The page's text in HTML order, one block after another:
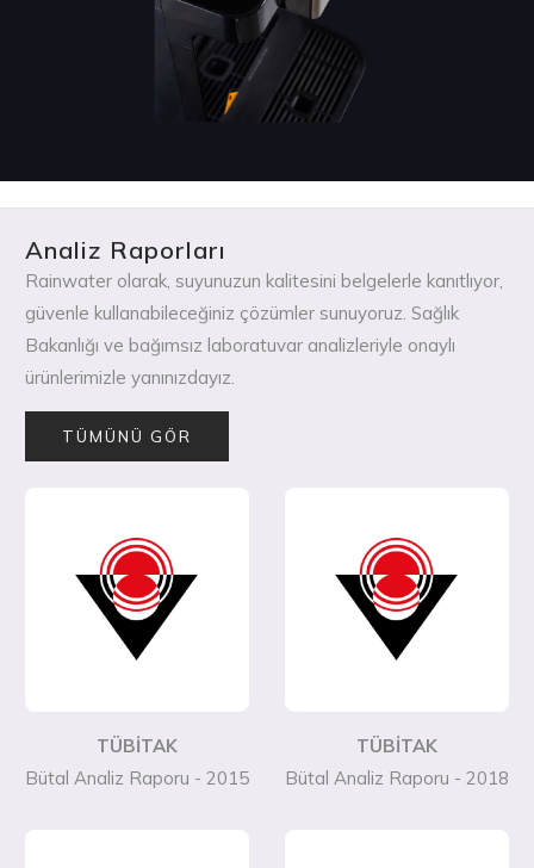
Analiz Raporları
Rainwater olarak, suyunuzun kalitesini belgelerle kanıtlıyor,
güvenle kullanabileceğiniz çözümler sunuyoruz. Sağlık
Bakanlığı ve bağımsız laboratuvar analizleriyle onaylı
ürünlerimizle yanınızdayız.
TÜMÜNÜ GÖR
TÜBİTAK
Bütal Analiz Raporu - 2015
TÜBİTAK
Bütal Analiz Raporu - 2018